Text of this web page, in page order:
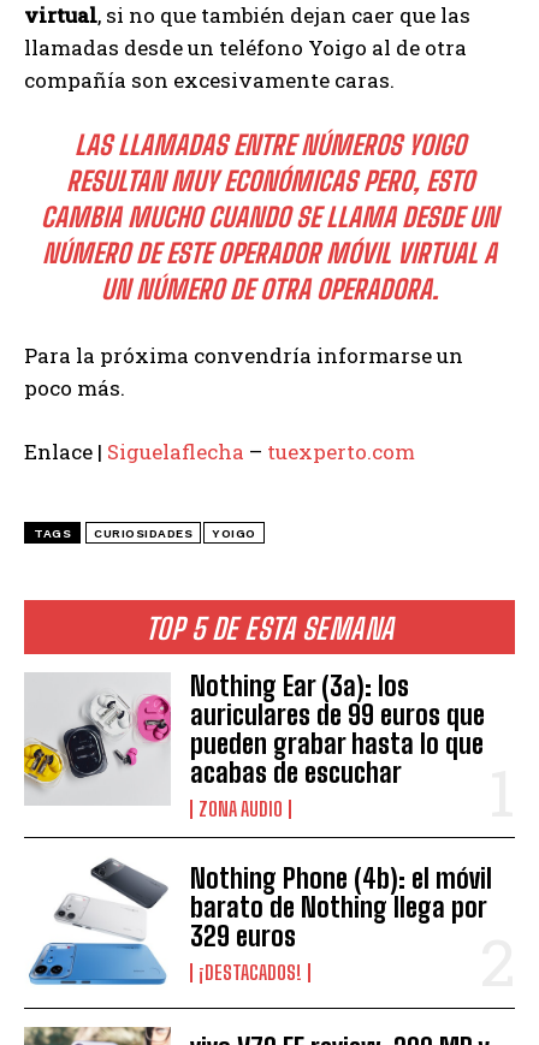
TOP 5 DE ESTA SEMANA
Nothing Ear (3a): los
auriculares de 99 euros que
pueden grabar hasta lo que
acabas de escuchar
ZONA AUDIO
Nothing Phone (4b): el móvil
barato de Nothing llega por
329 euros
¡DESTACADOS!
virtual, si no que también dejan caer que las
llamadas desde un teléfono Yoigo al de otra
compañía son excesivamente caras.
LAS LLAMADAS ENTRE NÚMEROS YOIGO
RESULTAN MUY ECONÓMICAS PERO, ESTO
CAMBIA MUCHO CUANDO SE LLAMA DESDE UN
NÚMERO DE ESTE OPERADOR MÓVIL VIRTUAL A
UN NÚMERO DE OTRA OPERADORA.
Para la próxima convendría informarse un
poco más.
Enlace | Siguelaflecha – tuexperto.com
TAGS CURIOSIDADES YOIGO